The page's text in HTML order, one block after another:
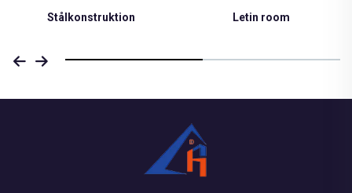
Stålkonstruktion Letin room